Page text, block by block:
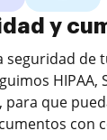
y
seguridad de
HIPAA,
para que
con